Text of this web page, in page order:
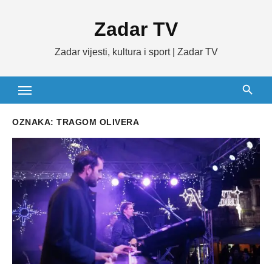
Zadar TV
Zadar vijesti, kultura i sport | Zadar TV
OZNAKA: TRAGOM OLIVERA